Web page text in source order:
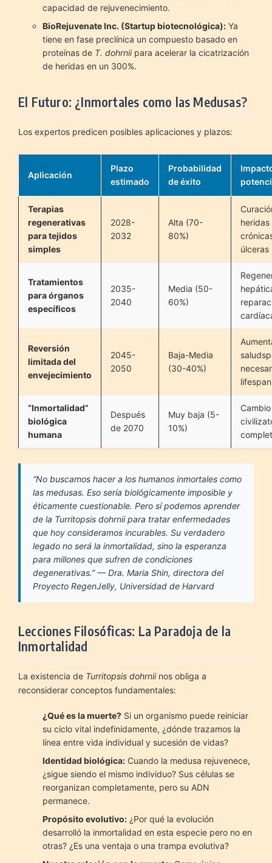
capacidad de rejuvenecimiento.
BioRejuvenate Inc. (Startup biotecnológica): Ya
tiene en fase preclínica un compuesto basado en
proteínas de T. dohrniipara acelerar la cicatrización
de heridas en un 300%.
El Futuro: ¿Inmortales como las Medusas?
Los expertos predicen posibles aplicaciones y plazos:
Aplicación
Plazo
estimado
Probabilidad
de éxito
Terapias
regenerativas
para tejidos
simples
2028-
2032
Alta (70-
80%)
heridas
úlceras
Tratamientos
para órganos
específicos
2035-
2040
Media (50-
60%)
Reversión
limitada del
envejecimiento
2045-
2050
Baja-Media
(30-40%)
lifespan
“Inmortalidad”
biológica
humana
Después
de 2070
Muy baja (5-
10%)
Cambio
“No buscamos hacer a los humanos inmortales como
las medusas. Eso sería biológicamente imposible y
éticamente cuestionable. Pero sí podemos aprender
de la Turritopsis dohrniipara tratar enfermedades
que hoy consideramos incurables. Su verdadero
legado no será la inmortalidad, sino la esperanza
para millones que sufren de condiciones
degenerativas.”— Dra. Maria Shin, directora del
Proyecto RegenJelly, Universidad de Harvard
Lecciones Filosóficas: La Paradoja de la
Inmortalidad
La existencia de Turritopsis dohrniinos obliga a
reconsiderar conceptos fundamentales:
¿Qué es la muerte? Si un organismo puede reiniciar
su ciclo vital indefinidamente, ¿dónde trazamos la
línea entre vida individual y sucesión de vidas?
Identidad biológica: Cuando la medusa rejuvenece,
¿sigue siendo el mismo individuo? Sus células se
reorganizan completamente, pero su ADN
permanece.
Propósito evolutivo: ¿Por qué la evolución
desarrolló la inmortalidad en esta especie pero no en
otras? ¿Es una ventaja o una trampa evolutiva?